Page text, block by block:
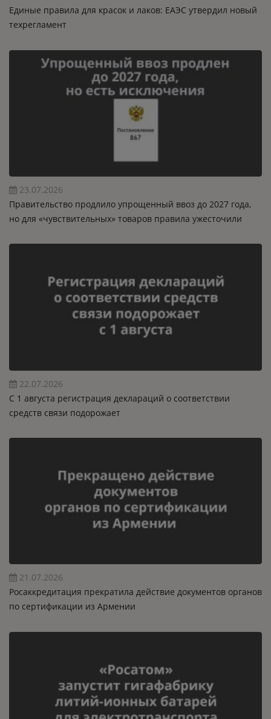
Единые правила для красок и лаков: ЕАЭС утвердил новый
техрегламент
23.07.2026
Правительство продлило упрощенный ввоз до 2027 года,
но для «чувствительных» товаров правила ужесточили
22.07.2026
C 1 августа регистрация деклараций о соответствии
средств связи подорожает
21.07.2026
Росаккредитация прекратила действие документов органов
по сертификации из Армении